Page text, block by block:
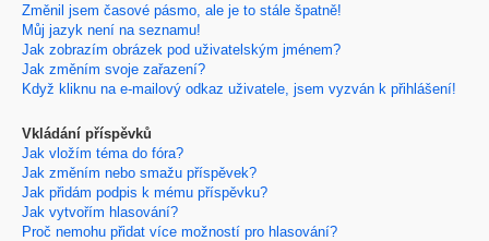
Změnil jsem časové pásmo, ale je to stále špatně!
Můj jazyk není na seznamu!
Jak zobrazím obrázek pod uživatelským jménem?
Jak změním svoje zařazení?
Když kliknu na e-mailový odkaz uživatele, jsem vyzván k přihlášení!
Vkládání příspěvků
Jak vložím téma do fóra?
Jak změním nebo smažu příspěvek?
Jak přidám podpis k mému příspěvku?
Jak vytvořím hlasování?
Proč nemohu přidat více možností pro hlasování?